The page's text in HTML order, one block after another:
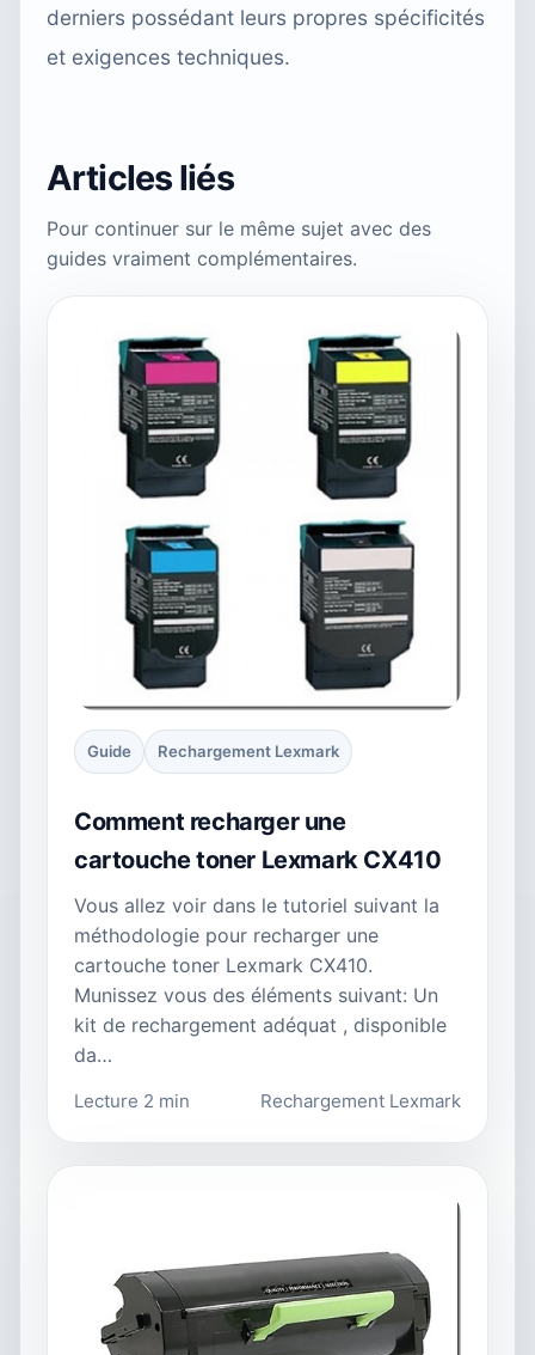
derniers possédant leurs propres spécificités
et exigences techniques.
Articles liés
Pour continuer sur le même sujet avec des
guides vraiment complémentaires.
Guide Rechargement Lexmark
Comment recharger une
cartouche toner Lexmark CX410
Vous allez voir dans le tutoriel suivant la
méthodologie pour recharger une
cartouche toner Lexmark CX410.
Munissez vous des éléments suivant: Un
kit de rechargement adéquat , disponible
da…
Lecture 2 min Rechargement Lexmark